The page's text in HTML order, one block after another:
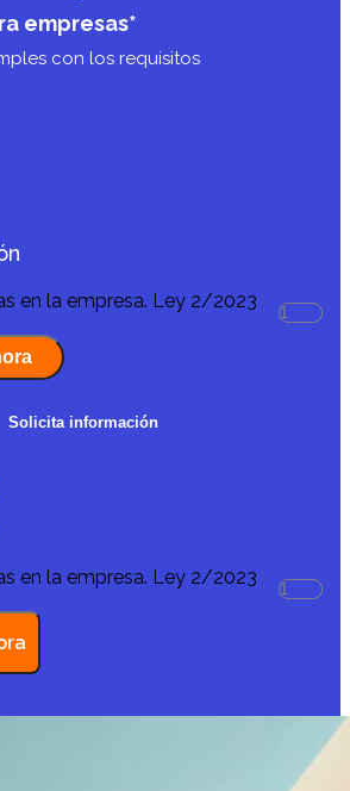
empresas*
con los requisitos
en la empresa. Ley 2/2023
Solicita información
en la empresa. Ley 2/2023